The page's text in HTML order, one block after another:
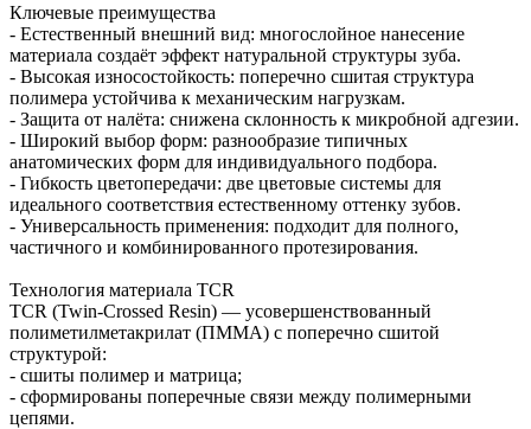
Ключевые преимущества
- Естественный внешний вид: многослойное нанесение
материала создаёт эффект натуральной структуры зуба.
- Высокая износостойкость: поперечно сшитая структура
полимера устойчива к механическим нагрузкам.
- Защита от налёта: снижена склонность к микробной адгезии.
- Широкий выбор форм: разнообразие типичных
анатомических форм для индивидуального подбора.
- Гибкость цветопередачи: две цветовые системы для
идеального соответствия естественному оттенку зубов.
- Универсальность применения: подходит для полного,
частичного и комбинированного протезирования.
Технология материала TCR
TCR (Twin‑Crossed Resin) — усовершенствованный
полиметилметакрилат (ПММА) с поперечно сшитой
структурой:
- сшиты полимер и матрица;
- сформированы поперечные связи между полимерными
цепями.